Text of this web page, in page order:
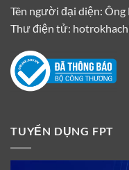
Tên người đại diện:
Thư điện tử:
TUYỂN DỤNG FPT